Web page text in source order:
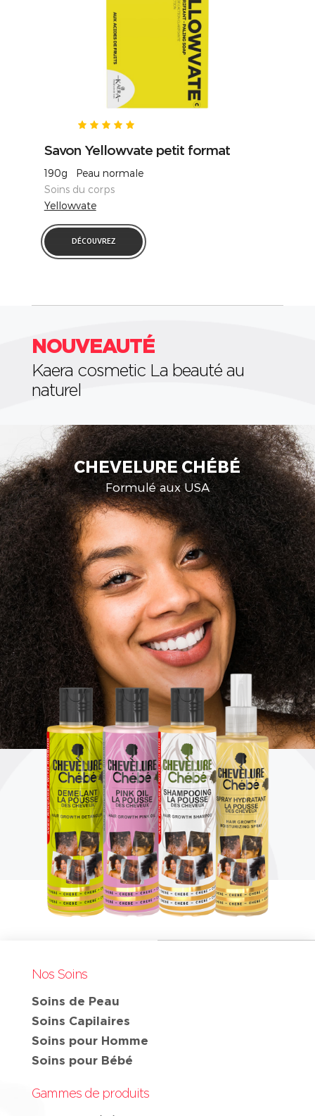
Savon Yellowvate petit format
190g Peau normale
Soins du corps
Yellowvate
DÉCOUVREZ
NOUVEAUTÉ
Kaera cosmetic La beauté au
naturel
CIRE D'ABEILLE
Aux extraits de Cire d'Abeille
Nos Soins
Soins de Peau
Soins Capilaires
Soins pour Homme
Soins pour Bébé
Gammes de produits